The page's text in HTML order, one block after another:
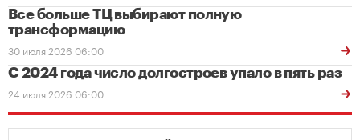
Все больше ТЦ выбирают полную
трансформацию
30 июля 2026 06:00
С 2024 года число долгостроев упало в пять раз
24 июля 2026 06:00